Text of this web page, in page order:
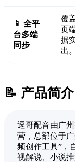
📱 全平
台多端
同步
覆
页
据
出。
📝 产品简介
逗哥配音由广
营，总部位于
频创作工具”，
视解说、小说